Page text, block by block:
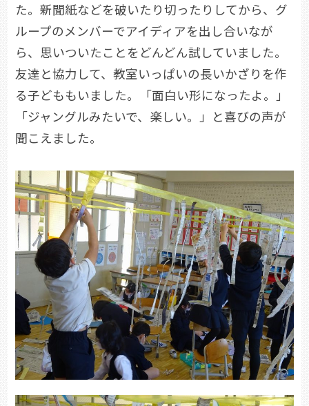
た。新聞紙などを破いたり切ったりしてから、グ
ループのメンバーでアイディアを出し合いなが
ら、思いついたことをどんどん試していました。
友達と協力して、教室いっぱいの長いかざりを作
る子どももいました。「面白い形になったよ。」
「ジャングルみたいで、楽しい。」と喜びの声が
聞こえました。